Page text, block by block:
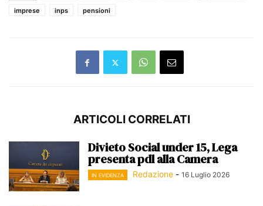
imprese
inps pensioni
ARTICOLI CORRELATI
Divieto Social under 15, Lega
presenta pdl alla Camera
IN EVIDENZA Redazione - 16 Luglio 2026